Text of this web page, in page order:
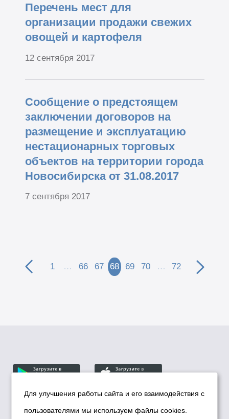
Перечень мест для
организации продажи свежих
овощей и картофеля
12 сентября 2017
Сообщение о предстоящем
заключении договоров на
размещение и эксплуатацию
нестационарных торговых
объектов на территории города
Новосибирска от 31.08.2017
7 сентября 2017
1 … 66 67 68 69 70 … 72
© Департамент информационной политики мэрии
Для улучшения работы сайта и его взаимодействия с
пользователями мы используем файлы cookies.